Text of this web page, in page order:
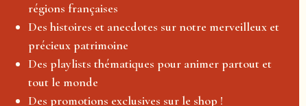
régions françaises
Des histoires et anecdotes sur notre merveilleux et
précieux patrimoine
Des playlists thématiques pour animer partout et
tout le monde
Des promotions exclusives sur le shop !